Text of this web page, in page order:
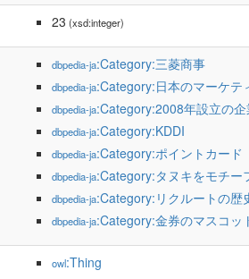
23 (xsd:integer)
dbpedia-ja:Category:三菱商事
dbpedia-ja:Category:日本のマーケテ
dbpedia-ja:Category:2008年設立の
dbpedia-ja:Category:KDDI
dbpedia-ja:Category:ポイントカード
dbpedia-ja:Category:タヌキをモチー
dbpedia-ja:Category:リクルートの歴
dbpedia-ja:Category:金券のマスコッ
owl:Thing